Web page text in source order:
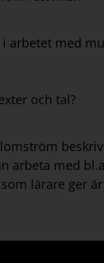
arbetet med
och tal?
arbeta med
lärare ger